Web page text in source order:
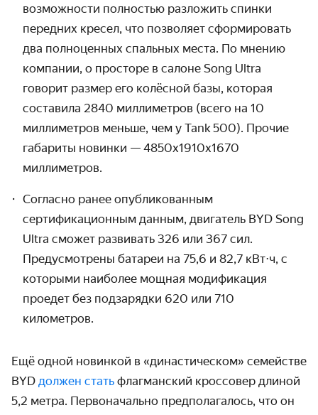
возможности полностью разложить спинки
передних кресел, что позволяет сформировать
два полноценных спальных места. По мнению
компании, о просторе в салоне Song Ultra
говорит размер его колёсной базы, которая
составила 2840 миллиметров (всего на 10
миллиметров меньше, чем у Tank 500). Прочие
габариты новинки — 4850х1910х1670
миллиметров.
Согласно ранее опубликованным
сертификационным данным, двигатель BYD Song
Ultra сможет развивать 326 или 367 сил.
Предусмотрены батареи на 75,6 и 82,7 кВт⋅ч, с
которыми наиболее мощная модификация
проедет без подзарядки 620 или 710
километров.
Ещё одной новинкой в «династическом» семействе
BYD должен стать флагманский кроссовер длиной
5,2 метра. Первоначально предполагалось, что он